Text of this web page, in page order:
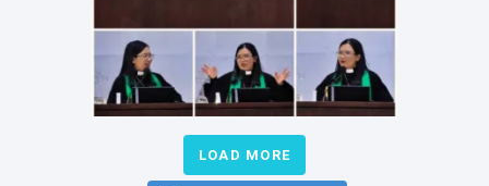
LOAD MORE